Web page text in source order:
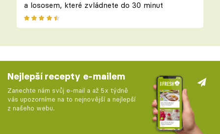
a lososem, které zvládnete do 30 minut
Nejlepší recepty e-mailem
Zanechte nám svůj e-mail a až 5x týdně
vás upozorníme na to nejnovější a nejlepší
z našeho webu.